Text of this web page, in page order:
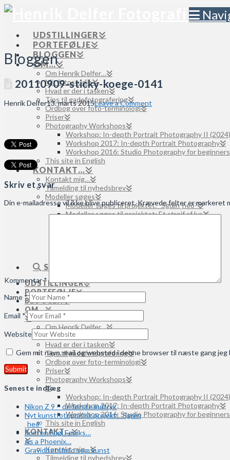
UDSTILLINGER
PORTEFØLJE
BLOGGEN
OM…
Om Henrik Delfer…
Mit fotostudie
Hvad er der i tasken
Tips til gadefotografering
Ordbog over foto-terminologi
Priser
Photography Workshops
Workshop: In-depth Portrait Photography II (2024)
Workshop 2017: In-depth Portrait Photography
Workshop 2016: Studio Photography for beginners
This site in English
KONTAKT…
Kontakt mig…
Tilmelding til nyhedsbrev
Modeller søges
Modeller søges til projektet: ˈSgœnˌheðˀ
Modeller søges til projektet: Et strejf af lys
SEARCH
UDSTILLINGER
PORTEFØLJE
BLOGGEN
OM…
Om Henrik Delfer…
Mit fotostudie
Hvad er der i tasken
Tips til gadefotografering
Ordbog over foto-terminologi
Priser
Photography Workshops
Workshop: In-depth Portrait Photography II (2024)
Workshop 2017: In-depth Portrait Photography
Workshop 2016: Studio Photography for beginners
This site in English
KONTAKT…
Kontakt mig…
Tilmelding til nyhedsbrev
Bloggen
20110909-sticky-koege-0141
Henrik Delfer13. marts 2015Leave a Comment
Skriv et svar
Din e-mailadresse vil ikke blive publiceret. Krævede felter er markeret
Kommentar*
Name *
Email *
Website
Gem mit navn, mail og websted i denne browser til næste gang jeg
Seneste indlæg
Nikon Z 9 – de første indtryk
Nyt kunstfotografisk projekt: ˈSgœn
ˌheðˀ
Som en Fugl Føniks…
As a Phoenix…
Graviditetsfoto som kunst